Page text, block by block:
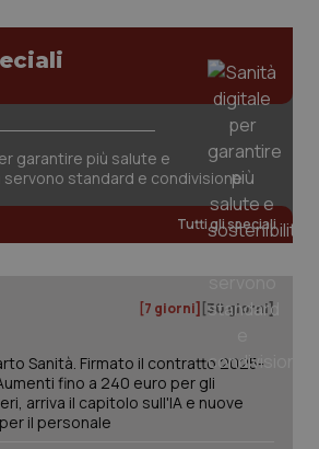
impianti
& Testa Collo
garantire più salute e
standard e condivisione
Tutti gli speciali
[7 giorni] [30 giorni]
Sanità. Firmato il contratto 2025-
fino a 240 euro per gli
arriva il capitolo sull'IA e nuove
il personale
CookieScript
www.quotidianosanita.it